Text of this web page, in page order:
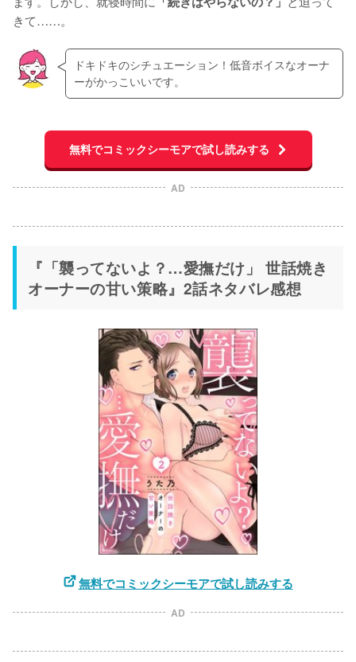
きて……。
ドキドキのシチュエーション！低音ボイスなオーナ
ーがかっこいいです。
無料でコミックシーモアで試し読みする
AD
『「襲ってないよ？…愛撫だけ」 世話焼き
オーナーの甘い策略』2話ネタバレ感想
無料でコミックシーモアで試し読みする
AD